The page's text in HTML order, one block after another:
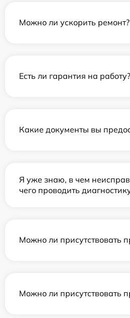
Можно ли ускорить ремонт?
Есть ли гарантия на работу?
Какие документы вы
Я уже знаю, в чем
чего проводить
Можно ли присутствовать
Можно ли присутствовать